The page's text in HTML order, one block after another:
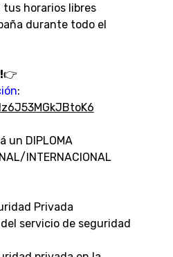
tus horarios libres
durante todo el
👉
:
un DIPLOMA
INTERNACIONAL
Privada
servicio de seguridad